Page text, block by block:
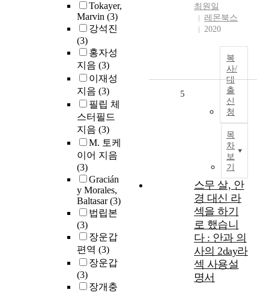
Tokayer,
Marvin (3)
강석진
(3)
홍자성
지음 (3)
이재성
지음 (3)
필립 체
스터필드
지음 (3)
M. 토케
이어 지음
(3)
Gracián
y Morales,
Baltasar(3)
법립본
(3)
장운갑
편역 (3)
장운갑
(3)
장개충
최원일
레몬북스
2020
복
사/
대
출
신
청
목
차
보
기
5
스무 살, 안
경 대신 라
섹을 하기
로 했습니
다 : 안과 의
사의 2day라
섹 사용설
명서